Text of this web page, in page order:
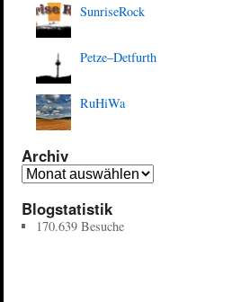
SunriseRock
Petze–Detfurth
RuHiWa
Archiv
Blogstatistik
170.639 Besuche